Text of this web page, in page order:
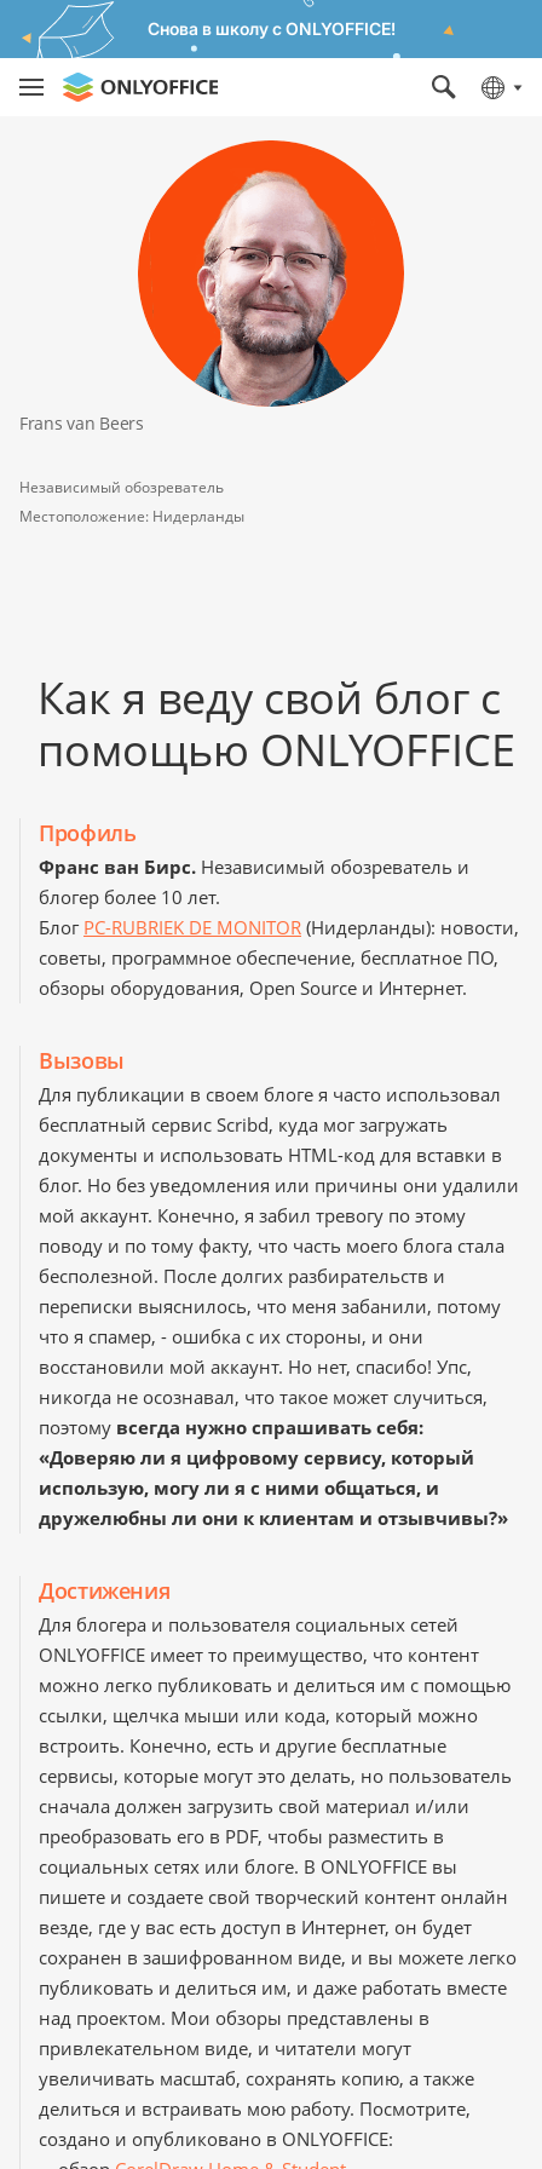
Снова в школу с ONLYOFFICE!
Как я веду свой блог с
помощью ONLYOFFICE
Профиль
Франс ван Бирс. Независимый обозреватель и
блогер более 10 лет.
Блог PC-RUBRIEK DE MONITOR (Нидерланды): новости,
советы, программное обеспечение, бесплатное ПО,
обзоры оборудования, Open Source и Интернет.
Вызовы
Для публикации в своем блоге я часто использовал
бесплатный сервис Scribd, куда мог загружать
документы и использовать HTML-код для вставки в
блог. Но без уведомления или причины они удалили
мой аккаунт. Конечно, я забил тревогу по этому
поводу и по тому факту, что часть моего блога стала
бесполезной. После долгих разбирательств и
переписки выяснилось, что меня забанили, потому
что я спамер, - ошибка с их стороны, и они
восстановили мой аккаунт. Но нет, спасибо! Упс,
никогда не осознавал, что такое может случиться,
поэтому всегда нужно спрашивать себя:
«Доверяю ли я цифровому сервису, который
использую, могу ли я с ними общаться, и
дружелюбны ли они к клиентам и отзывчивы?»
Достижения
Для блогера и пользователя социальных сетей
ONLYOFFICE имеет то преимущество, что контент
можно легко публиковать и делиться им с помощью
ссылки, щелчка мыши или кода, который можно
встроить. Конечно, есть и другие бесплатные
сервисы, которые могут это делать, но пользователь
сначала должен загрузить свой материал и/или
преобразовать его в PDF, чтобы разместить в
социальных сетях или блоге. В ONLYOFFICE вы
пишете и создаете свой творческий контент онлайн
везде, где у вас есть доступ в Интернет, он будет
сохранен в зашифрованном виде, и вы можете легко
публиковать и делиться им, и даже работать вместе
над проектом. Мои обзоры представлены в
привлекательном виде, и читатели могут
увеличивать масштаб, сохранять копию, а также
делиться и встраивать мою работу. Посмотрите,
создано и опубликовано в ONLYOFFICE:
Frans van Beers
Независимый обозреватель
Местоположение: Нидерланды